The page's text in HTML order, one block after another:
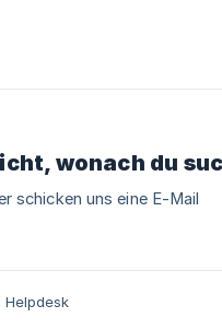
wonach du
schicken uns eine E-Mail